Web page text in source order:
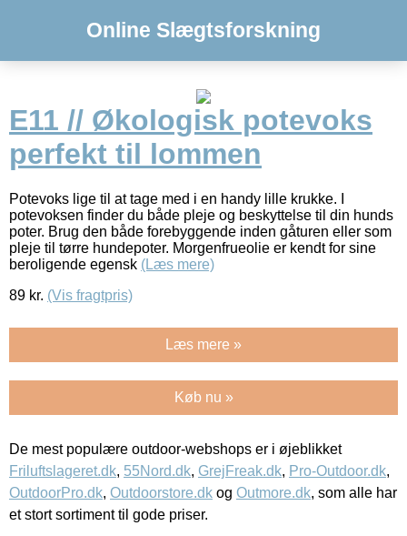
Online Slægtsforskning
E11 // Økologisk potevoks
perfekt til lommen
Potevoks lige til at tage med i en handy lille krukke. I
potevoksen finder du både pleje og beskyttelse til din hunds
poter. Brug den både forebyggende inden gåturen eller som
pleje til tørre hundepoter. Morgenfrueolie er kendt for sine
beroligende egensk (Læs mere)
89 kr. (Vis fragtpris)
Læs mere »
Køb nu »
De mest populære outdoor-webshops er i øjeblikket
Friluftslageret.dk, 55Nord.dk, GrejFreak.dk, Pro-Outdoor.dk,
OutdoorPro.dk, Outdoorstore.dk og Outmore.dk, som alle har
et stort sortiment til gode priser.